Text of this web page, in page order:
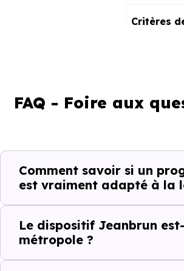
Critères
La qualité
La tension
FAQ - Foire aux
Comment savoir si un
est vraiment adapté à la
Le dispositif Jeanbrun
métropole ?